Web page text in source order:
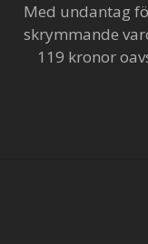
Med undantag
skrymmande
119 kronor